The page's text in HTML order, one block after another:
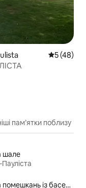
Середня
5 (48)
ПАУЛІСТА
пам’ятки поблизу
шале
Оренда помешкань із басейном